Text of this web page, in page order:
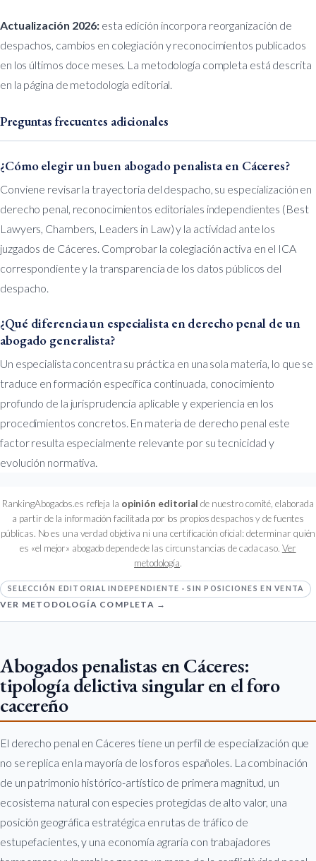
Actualización 2026: esta edición incorpora reorganización de
despachos, cambios en colegiación y reconocimientos publicados
en los últimos doce meses. La metodología completa está descrita
en la página de metodología editorial.
Preguntas frecuentes adicionales
¿Cómo elegir un buen abogado penalista en Cáceres?
Conviene revisar la trayectoria del despacho, su especialización en
derecho penal, reconocimientos editoriales independientes (Best
Lawyers, Chambers, Leaders in Law) y la actividad ante los
juzgados de Cáceres. Comprobar la colegiación activa en el ICA
correspondiente y la transparencia de los datos públicos del
despacho.
¿Qué diferencia un especialista en derecho penal de un
abogado generalista?
Un especialista concentra su práctica en una sola materia, lo que se
traduce en formación específica continuada, conocimiento
profundo de la jurisprudencia aplicable y experiencia en los
procedimientos concretos. En materia de derecho penal este
factor resulta especialmente relevante por su tecnicidad y
evolución normativa.
RankingAbogados.es refleja la opinión editorial de nuestro comité, elaborada
a partir de la información facilitada por los propios despachos y de fuentes
públicas. No es una verdad objetiva ni una certificación oficial: determinar quién
es «el mejor» abogado depende de las circunstancias de cada caso. Ver
metodología.
SELECCIÓN EDITORIAL INDEPENDIENTE · SIN POSICIONES EN VENTA
VER METODOLOGÍA COMPLETA →
Abogados penalistas en Cáceres:
tipología delictiva singular en el foro
cacereño
El derecho penal en Cáceres tiene un perfil de especialización que
no se replica en la mayoría de los foros españoles. La combinación
de un patrimonio histórico-artístico de primera magnitud, un
ecosistema natural con especies protegidas de alto valor, una
posición geográfica estratégica en rutas de tráfico de
estupefacientes, y una economía agraria con trabajadores